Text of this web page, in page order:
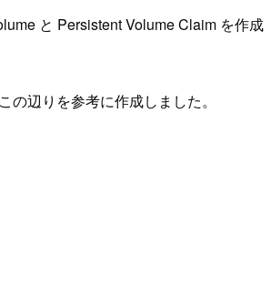
と Persistent Volume Claim を作成
の辺りを参考に作成しました。